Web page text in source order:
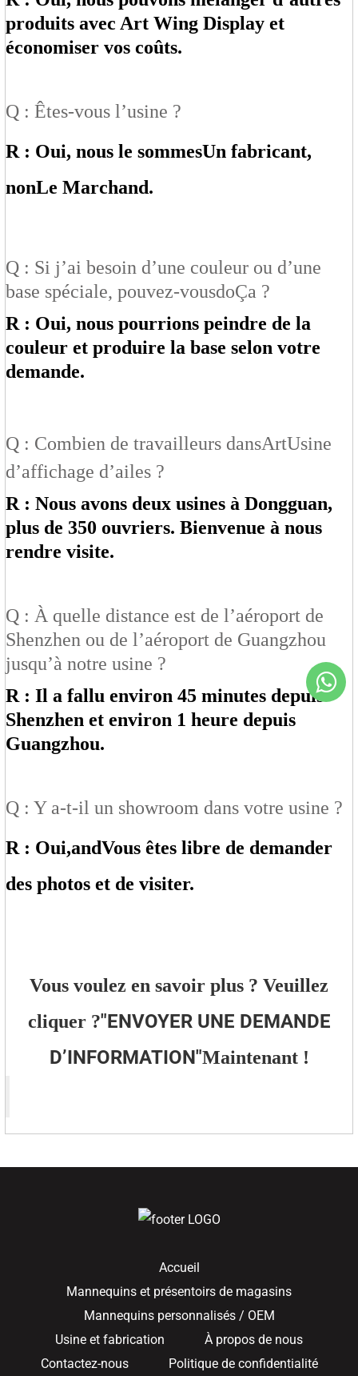
produits avec Art Wing Display et
économiser vos coûts.
Q : Êtes-vous l’usine ?
R : Oui, nous le sommesUn fabricant,
nonLe Marchand.
Q : Si j’ai besoin d’une couleur ou d’une
base spéciale, pouvez-vousdoÇa ?
R : Oui, nous pourrions peindre de la
couleur et produire la base selon votre
demande.
Q : Combien de travailleurs dansArtUsine
d’affichage d’ailes ?
R : Nous avons deux usines à Dongguan,
plus de 350 ouvriers. Bienvenue à nous
rendre visite.
Q : À quelle distance est de l’aéroport de
Shenzhen ou de l’aéroport de Guangzhou
jusqu’à notre usine ?
R : Il a fallu environ 45 minutes depuis
Shenzhen et environ 1 heure depuis
Guangzhou.
Q : Y a-t-il un showroom dans votre usine ?
R : Oui,andVous êtes libre de demander
des photos et de visiter.
Vous voulez en savoir plus ? Veuillez
cliquer ?"ENVOYER UNE DEMANDE
D’INFORMATION"Maintenant !
Accueil
Mannequins et présentoirs de magasins
Mannequins personnalisés / OEM
Usine et fabrication
À propos de nous
Contactez-nous
Politique de confidentialité